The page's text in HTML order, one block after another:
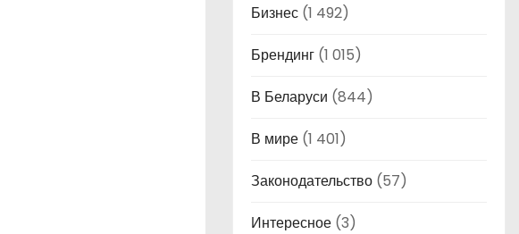
Бизнес (1 492)
Брендинг (1 015)
В Беларуси (844)
В мире (1 401)
Законодательство (57)
Интересное (3)